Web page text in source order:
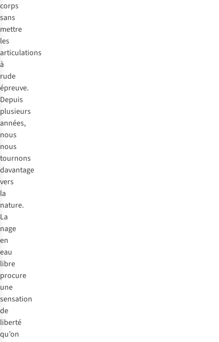
corps
sans
mettre
les
articulations
à
rude
épreuve.
Depuis
plusieurs
années,
nous
nous
tournons
davantage
vers
la
nature.
La
nage
en
eau
libre
procure
une
sensation
de
liberté
qu’on